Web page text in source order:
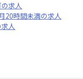
の求人
20時間未満の求人
求人